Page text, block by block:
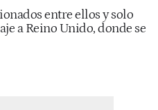
entre ellos y solo
a Reino Unido, donde se